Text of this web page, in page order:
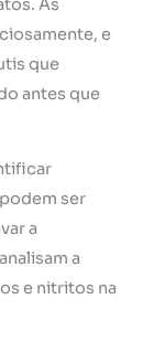
As
e
que
antes que
ser
a
a
e nitritos na